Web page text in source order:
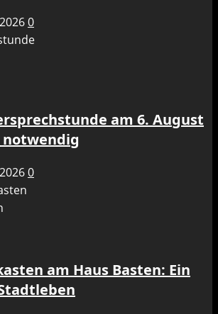
0
am 6. August
0
am Haus Basten: Ein